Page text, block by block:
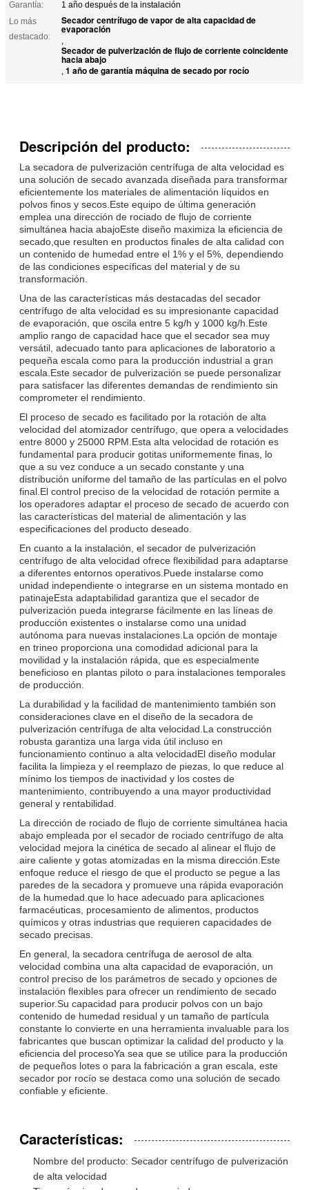
Garantía:
1 año después de la instalación
Lo más
destacado:
Secador centrífugo de vapor de alta capacidad de
evaporación
,
Secador de pulverización de flujo de corriente coincidente
hacia abajo
, 1 año de garantía máquina de secado por rocío
Descripción del producto:
La secadora de pulverización centrífuga de alta velocidad es
una solución de secado avanzada diseñada para transformar
eficientemente los materiales de alimentación líquidos en
polvos finos y secos.Este equipo de última generación
emplea una dirección de rociado de flujo de corriente
simultánea hacia abajoEste diseño maximiza la eficiencia de
secado,que resulten en productos finales de alta calidad con
un contenido de humedad entre el 1% y el 5%, dependiendo
de las condiciones específicas del material y de su
transformación.
Una de las características más destacadas del secador
centrífugo de alta velocidad es su impresionante capacidad
de evaporación, que oscila entre 5 kg/h y 1000 kg/h.Este
amplio rango de capacidad hace que el secador sea muy
versátil, adecuado tanto para aplicaciones de laboratorio a
pequeña escala como para la producción industrial a gran
escala.Este secador de pulverización se puede personalizar
para satisfacer las diferentes demandas de rendimiento sin
comprometer el rendimiento.
El proceso de secado es facilitado por la rotación de alta
velocidad del atomizador centrífugo, que opera a velocidades
entre 8000 y 25000 RPM.Esta alta velocidad de rotación es
fundamental para producir gotitas uniformemente finas, lo
que a su vez conduce a un secado constante y una
distribución uniforme del tamaño de las partículas en el polvo
final.El control preciso de la velocidad de rotación permite a
los operadores adaptar el proceso de secado de acuerdo con
las características del material de alimentación y las
especificaciones del producto deseado.
En cuanto a la instalación, el secador de pulverización
centrífugo de alta velocidad ofrece flexibilidad para adaptarse
a diferentes entornos operativos.Puede instalarse como
unidad independiente o integrarse en un sistema montado en
patinajeEsta adaptabilidad garantiza que el secador de
pulverización pueda integrarse fácilmente en las líneas de
producción existentes o instalarse como una unidad
autónoma para nuevas instalaciones.La opción de montaje
en trineo proporciona una comodidad adicional para la
movilidad y la instalación rápida, que es especialmente
beneficioso en plantas piloto o para instalaciones temporales
de producción.
La durabilidad y la facilidad de mantenimiento también son
consideraciones clave en el diseño de la secadora de
pulverización centrífuga de alta velocidad.La construcción
robusta garantiza una larga vida útil incluso en
funcionamiento continuo a alta velocidadEl diseño modular
facilita la limpieza y el reemplazo de piezas, lo que reduce al
mínimo los tiempos de inactividad y los costes de
mantenimiento, contribuyendo a una mayor productividad
general y rentabilidad.
La dirección de rociado de flujo de corriente simultánea hacia
abajo empleada por el secador de rociado centrífugo de alta
velocidad mejora la cinética de secado al alinear el flujo de
aire caliente y gotas atomizadas en la misma dirección.Este
enfoque reduce el riesgo de que el producto se pegue a las
paredes de la secadora y promueve una rápida evaporación
de la humedad.que lo hace adecuado para aplicaciones
farmacéuticas, procesamiento de alimentos, productos
químicos y otras industrias que requieren capacidades de
secado precisas.
En general, la secadora centrífuga de aerosol de alta
velocidad combina una alta capacidad de evaporación, un
control preciso de los parámetros de secado y opciones de
instalación flexibles para ofrecer un rendimiento de secado
superior.Su capacidad para producir polvos con un bajo
contenido de humedad residual y un tamaño de partícula
constante lo convierte en una herramienta invaluable para los
fabricantes que buscan optimizar la calidad del producto y la
eficiencia del procesoYa sea que se utilice para la producción
de pequeños lotes o para la fabricación a gran escala, este
secador por rocío se destaca como una solución de secado
confiable y eficiente.
Características:
Nombre del producto: Secador centrífugo de pulverización
de alta velocidad